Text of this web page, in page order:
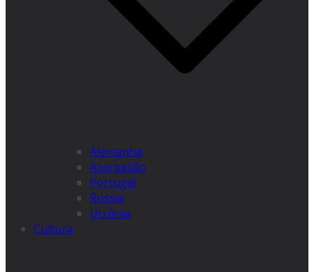
Alemanha
Azerbaijão
Portugal
Rússia
Ucrânia
Cultura